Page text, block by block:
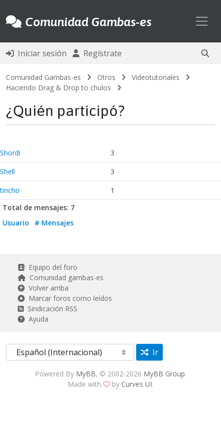
Comunidad Gambas-es
Iniciar sesión Regístrate
Comunidad Gambas-es Otros
Videotutoriales
Haciendo Drag & Drop to chulos
¿Quién participó?
Shordi
3
Shell
3
tincho
1
Total de mensajes: 7
Usuario
# Mensajes
Equipo del foro
Comunidad gambas-es
Volver arriba
Marcar foros como leídos
Sindicación RSS
Ayuda
Ir
Powered By MyBB, © 2002-2026 MyBB Group.
Made with
by Curves UI.